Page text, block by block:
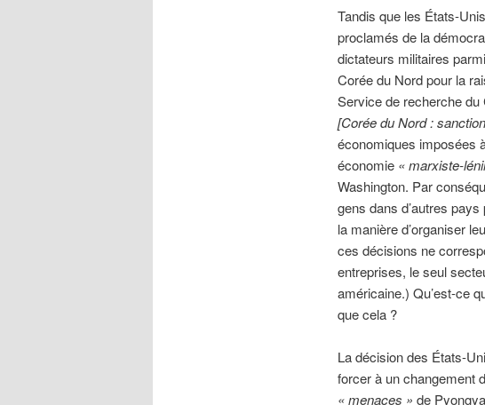
Tandis que les États-
proclamés de la
dictateurs militaires
Corée du Nord pour la
Service de recherche
[Corée du Nord :
économiques imposées
économie « marxiste-
Washington. Par
gens dans d’autres
la manière d’organiser
ces décisions ne
entreprises, le seul
américaine.) Qu’est-ce
que cela ?
La décision des États-
forcer à un changement
« menaces » de